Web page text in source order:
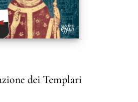
dei Templari